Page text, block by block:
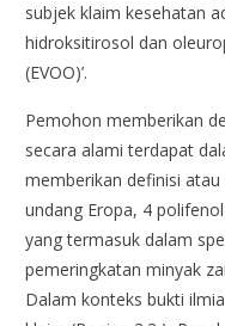
subjek klaim kesehatan
hidroksitirosol dan
(EVOO)’.
Pemohon memberikan
secara alami terdapat
memberikan definisi atau
undang Eropa, 4
yang termasuk dalam
pemeringkatan minyak
Dalam konteks bukti